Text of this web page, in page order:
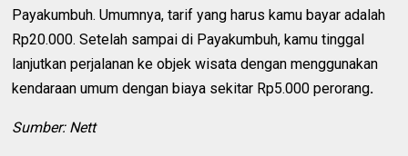
Payakumbuh. Umumnya, tarif yang harus kamu bayar adalah
Rp20.000. Setelah sampai di Payakumbuh, kamu tinggal
lanjutkan perjalanan ke objek wisata dengan menggunakan
kendaraan umum dengan biaya sekitar Rp5.000 perorang.
Sumber: Nett